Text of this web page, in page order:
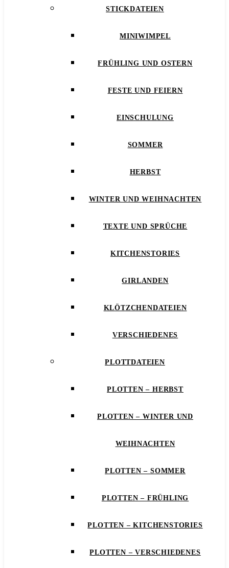
STICKDATEIEN
MINIWIMPEL
FRÜHLING UND OSTERN
FESTE UND FEIERN
EINSCHULUNG
SOMMER
HERBST
WINTER UND WEIHNACHTEN
TEXTE UND SPRÜCHE
KITCHENSTORIES
GIRLANDEN
KLÖTZCHENDATEIEN
VERSCHIEDENES
PLOTTDATEIEN
PLOTTEN – HERBST
PLOTTEN – WINTER UND
WEIHNACHTEN
PLOTTEN – SOMMER
PLOTTEN – FRÜHLING
PLOTTEN – KITCHENSTORIES
PLOTTEN – VERSCHIEDENES